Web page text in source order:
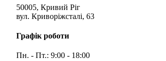
50005, Кривий Ріг
вул. Криворіжсталі, 63
Графік роботи
Пн. - Пт.: 9:00 - 18:00